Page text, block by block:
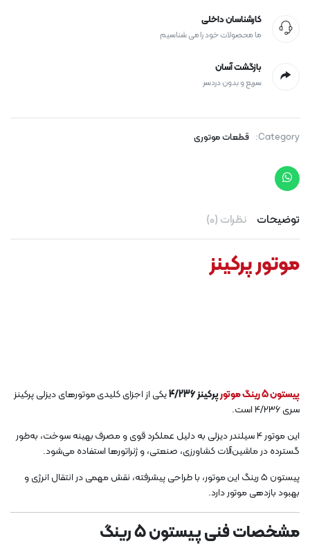
کارشناسان داخلی
ما محصولات خود را می شناسیم
بازگشت آسان
سریع و بدون دردسر
Category: قطعات موتوری
توضیحات نظرات (0)
موتور پرکینز
پیستون 5 رینگ موتور پرکینز 4/236
یکی از اجزای کلیدی موتورهای دیزلی پرکینز
سری 4/236 است.
این موتور 4 سیلندر دیزلی به دلیل عملکرد قوی و مصرف بهینه سوخت، به‌طور
گسترده در ماشین‌آلات کشاورزی، صنعتی، و ژنراتورها استفاده می‌شود.
پیستون 5 رینگ این موتور، با طراحی پیشرفته، نقش مهمی در انتقال انرژی و
بهبود بازدهی موتور دارد.
مشخصات فنی پیستون 5 رینگ